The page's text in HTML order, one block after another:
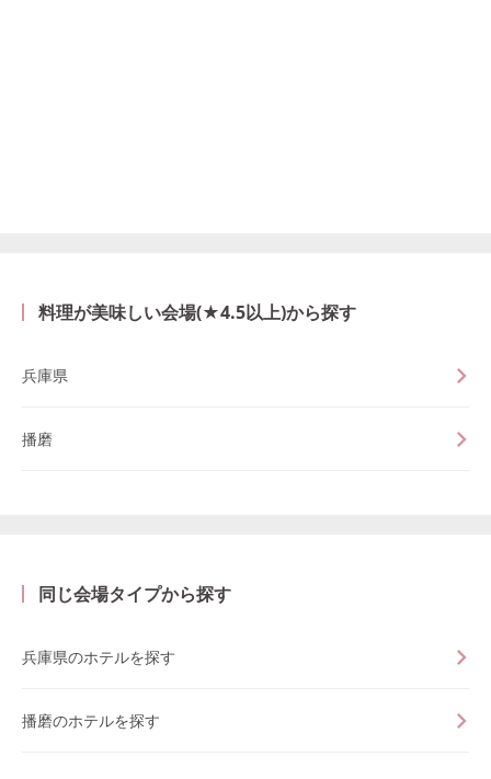
料理が美味しい会場(★4.5以上)から探す
兵庫県
播磨
同じ会場タイプから探す
兵庫県のホテルを探す
播磨のホテルを探す